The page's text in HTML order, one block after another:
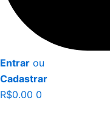
Entrar ou
Cadastrar
R$0.00 0